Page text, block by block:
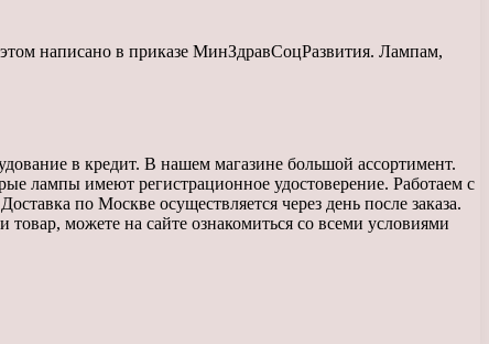
написано в приказе МинЗдравСоцРазвития. Лампам,
в кредит. В нашем магазине большой ассортимент.
лампы имеют регистрационное удостоверение. Работаем с
по Москве осуществляется через день после заказа.
товар, можете на сайте ознакомиться со всеми условиями